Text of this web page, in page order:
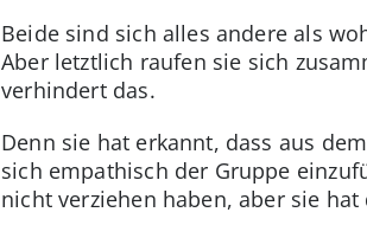
Beide sind sich alles andere als
Aber letztlich raufen sie sich
verhindert das.
Denn sie hat erkannt, dass aus
sich empathisch der Gruppe
nicht verziehen haben, aber sie